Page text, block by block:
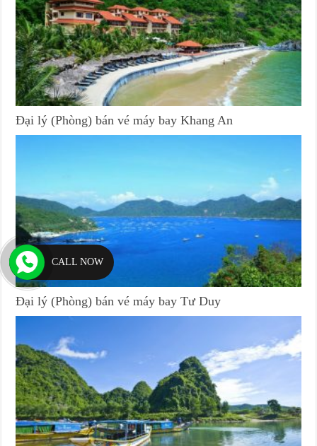
Đại lý (Phòng) bán vé máy bay Khang An
Đại lý (Phòng) bán vé máy bay Tư Duy
CALL NOW